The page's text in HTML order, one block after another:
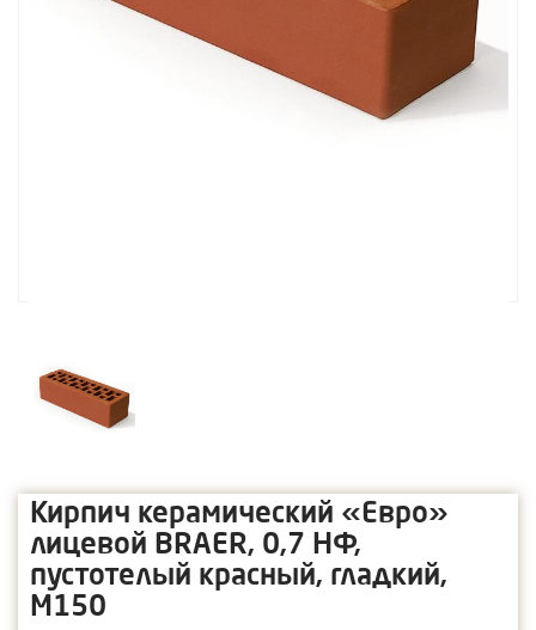
Кирпич керамический «Евро»
лицевой BRAER, 0,7 НФ,
пустотелый красный, гладкий,
М150